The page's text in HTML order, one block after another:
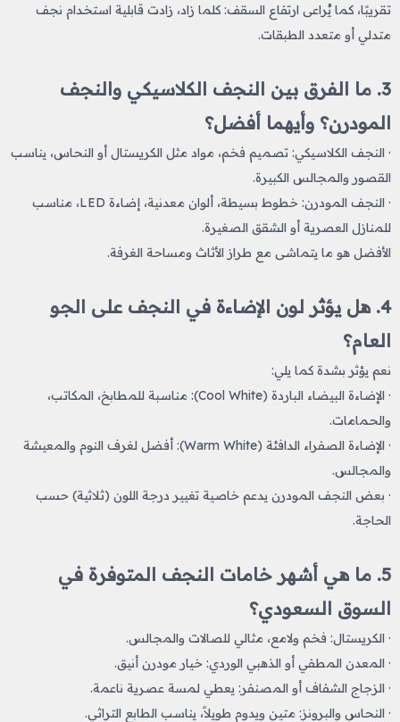
تقريبًا، كما يُراعى ارتفاع السقف: كلما زاد، زادت قابلية استخدام نجف
متدلي أو متعدد الطبقات.
3. ما الفرق بين النجف الكلاسيكي والنجف
المودرن؟ وأيهما أفضل؟
· النجف الكلاسيكي: تصميم فخم، مواد مثل الكريستال أو النحاس، يناسب
القصور والمجالس الكبيرة.
· النجف المودرن: خطوط بسيطة، ألوان معدنية، إضاءة LED، مناسب
للمنازل العصرية أو الشقق الصغيرة.
الأفضل هو ما يتماشى مع طراز الأثاث ومساحة الغرفة.
4. هل يؤثر لون الإضاءة في النجف على الجو
العام؟
نعم يؤثر بشدة كما يلي:
· الإضاءة البيضاء الباردة (Cool White): مناسبة للمطابخ، المكاتب،
والحمامات.
· الإضاءة الصفراء الدافئة (Warm White): أفضل لغرف النوم والمعيشة
والمجالس.
· بعض النجف المودرن يدعم خاصية تغيير درجة اللون (ثلاثية) حسب
الحاجة.
5. ما هي أشهر خامات النجف المتوفرة في
السوق السعودي؟
· الكريستال: فخم ولامع، مثالي للصالات والمجالس.
· المعدن المطفي أو الذهبي الوردي: خيار مودرن أنيق.
· الزجاج الشفاف أو المصنفر: يعطي لمسة عصرية ناعمة.
· النحاس والبرونز: متين ويدوم طويلاً، يناسب الطابع التراثي.